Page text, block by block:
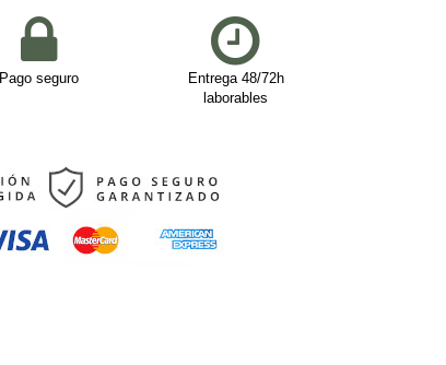
Pago seguro
Entrega 48/72h
laborables